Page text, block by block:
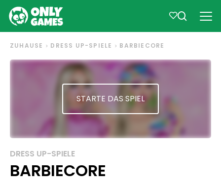
ZUHAUSE DRESS UP-SPIELE BARBIECORE
STARTE DAS SPIEL
DRESS UP-SPIELE
BARBIECORE